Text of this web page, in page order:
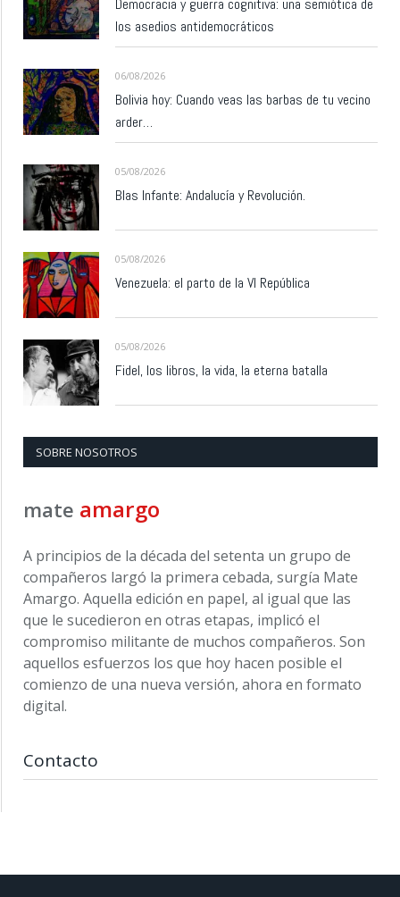
Democracia y guerra cognitiva: una semiótica de
los asedios antidemocráticos
06/08/2026
Bolivia hoy: Cuando veas las barbas de tu vecino
arder…
05/08/2026
Blas Infante: Andalucía y Revolución.
05/08/2026
Venezuela: el parto de la VI República
05/08/2026
Fidel, los libros, la vida, la eterna batalla
SOBRE NOSOTROS
mate amargo
A principios de la década del setenta un grupo de
compañeros largó la primera cebada, surgía Mate
Amargo. Aquella edición en papel, al igual que las
que le sucedieron en otras etapas, implicó el
compromiso militante de muchos compañeros. Son
aquellos esfuerzos los que hoy hacen posible el
comienzo de una nueva versión, ahora en formato
digital.
Contacto